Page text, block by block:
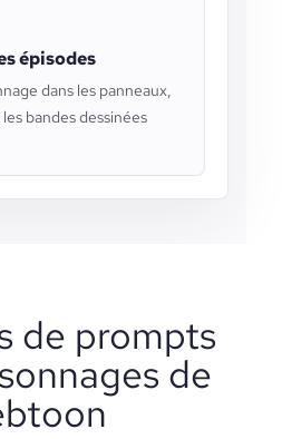
épisodes
dans les panneaux,
bandes dessinées
de prompts
de